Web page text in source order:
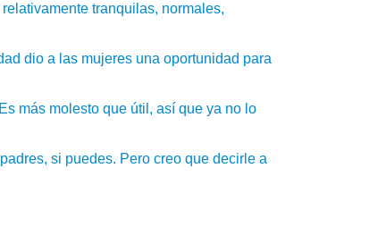
tranquilas, normales,
dio a las mujeres una oportunidad para
más molesto que útil, así que ya no lo
si puedes. Pero creo que decirle a